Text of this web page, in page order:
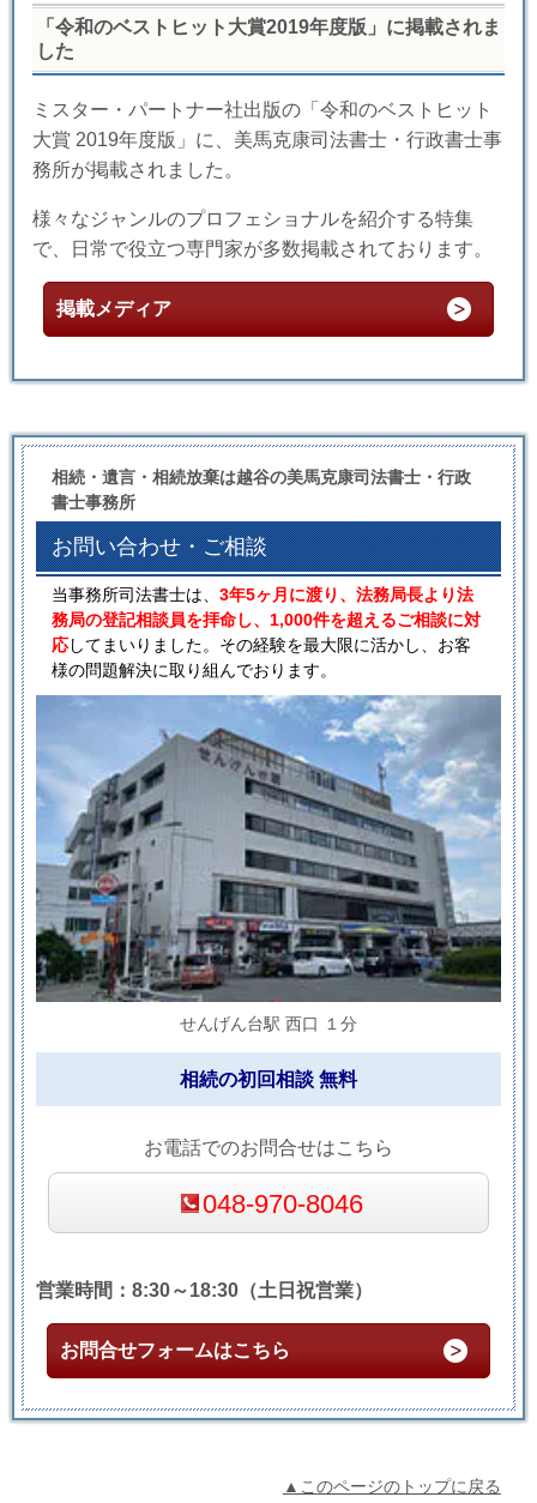
「令和のベストヒット大賞2019年度版」に掲載されま
した
ミスター・パートナー社出版の「令和のベストヒット
大賞 2019年度版」に、美馬克康司法書士・行政書士事
務所が掲載されました。
様々なジャンルのプロフェショナルを紹介する特集
で、日常で役立つ専門家が多数掲載されております。
掲載メディア
相続・遺言・相続放棄は越谷の美馬克康司法書士・行政
書士事務所
お問い合わせ・ご相談
当事務所司法書士は、 3年5ヶ月に渡り、法務局長より法
務局の登記相談員を拝命し、1,000件を超えるご相談に対
応してまいりました。その経験を最大限に活かし、お客
様の問題解決に取り組んでおります。
せんげん台駅 西口 １分
相続の初回相談 無料
お電話でのお問合せはこちら
048-970-8046
営業時間：8:30～18:30（土日祝営業）
お問合せフォームはこちら
▲このページのトップに戻る